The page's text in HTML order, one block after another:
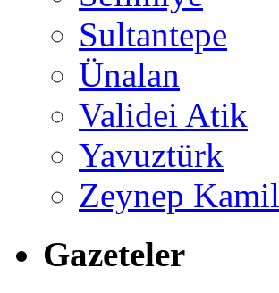
Sultantepe
Ünalan
Validei Atik
Yavuztürk
Zeynep Kamil
Gazeteler